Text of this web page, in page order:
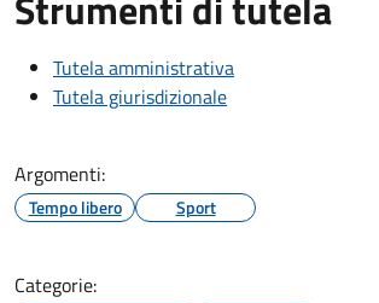
Tutela amministrativa
Tutela giurisdizionale
Argomenti:
Tempo libero Sport
Categorie: